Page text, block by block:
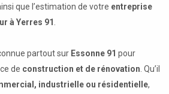
que l’estimation de votre entreprise
à Yerres 91
partout sur Essonne 91 pour
de construction et de rénovation . Qu’il
industrielle ou résidentielle,